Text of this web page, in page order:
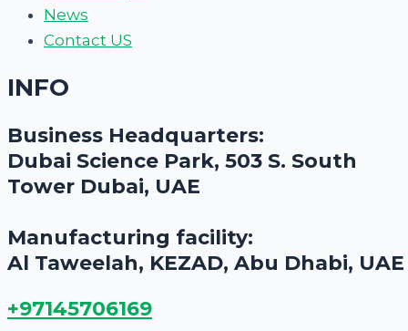
News
Contact US
INFO
Business Headquarters:
Dubai Science Park, 503 S. South
Tower Dubai, UAE
Manufacturing facility:
Al Taweelah, KEZAD, Abu Dhabi, UAE
+97145706169